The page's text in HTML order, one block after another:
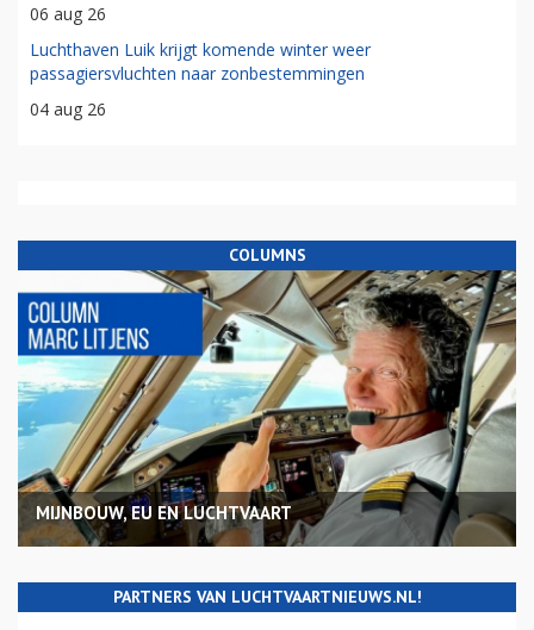
06 aug 26
Luchthaven Luik krijgt komende winter weer
passagiersvluchten naar zonbestemmingen
04 aug 26
COLUMNS
MIJNBOUW, EU EN LUCHTVAART
PARTNERS VAN LUCHTVAARTNIEUWS.NL!